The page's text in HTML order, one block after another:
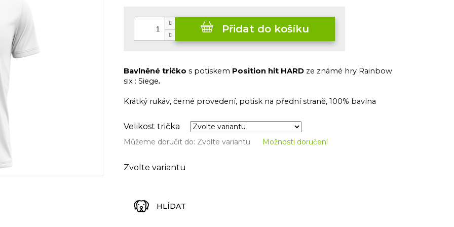
Zvolte variantu
Velikost trička
Můžeme doručit do: Zvolte variantu Možnosti doručení
Přidat do košíku
Bavlněné tričko s potiskem Position hit HARD ze známé hry Rainbow
six : Siege.
Krátký rukáv, černé provedení, potisk na přední straně, 100% bavlna
HLÍDAT